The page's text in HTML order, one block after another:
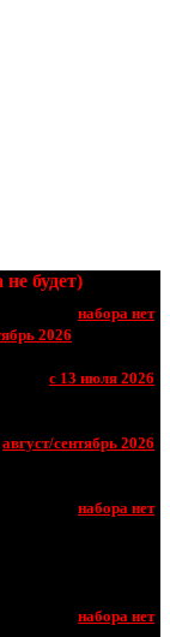
будет)